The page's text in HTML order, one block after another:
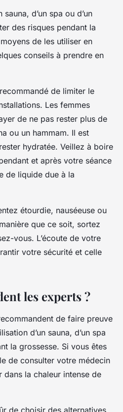
sauna, d’un spa ou d’un
des risques pendant la
de les utiliser en
conseils à prendre en
de limiter le
Les femmes
de ne pas rester plus de
ou un hammam. Il est
hydratée. Veillez à boire
et après votre séance
de liquide due à la
étourdie, nauséeuse ou
que ce soit, sortez
vous. L’écoute de votre
votre sécurité et celle
les experts ?
de faire preuve
d’un sauna, d’un spa
la grossesse. Si vous êtes
de consulter votre médecin
la chaleur intense de